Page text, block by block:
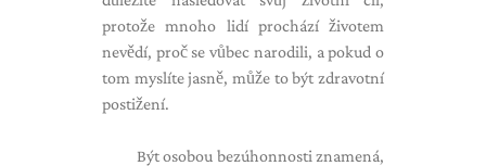
protože mnoho lidí prochází životem
nevědí, proč se vůbec narodili, a pokud o
tom myslíte jasně, může to být zdravotní
postižení.
Být osobou bezúhonnosti znamená,